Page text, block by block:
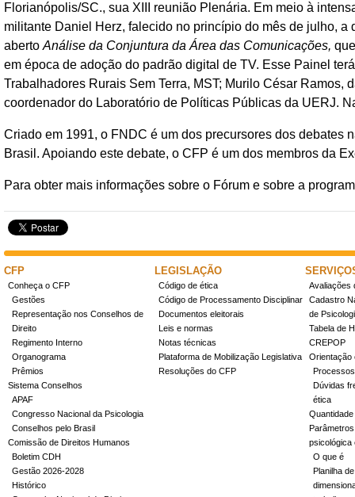
Florianópolis/SC., sua XIII reunião Plenária. Em meio à
militante Daniel Herz, falecido no princípio do mês de julho,
aberto Análise da Conjuntura da Área das Comunicações,
em época de adoção do padrão digital de TV. Esse Painel
Trabalhadores Rurais Sem Terra, MST; Murilo César
coordenador do Laboratório de Políticas Públicas da UERJ.
Criado em 1991, o FNDC é um dos precursores dos debates
Brasil. Apoiando este debate, o CFP é um dos membros da
Para obter mais informações sobre o Fórum e sobre a
CFP
Conheça o CFP
Gestões
Representação nos Conselhos de
Direito
Regimento Interno
Organograma
Prêmios
Sistema Conselhos
APAF
Congresso Nacional da Psicologia
Conselhos pelo Brasil
Comissão de Direitos Humanos
Boletim CDH
Gestão 2026-2028
Histórico
LEGISLAÇÃO
Código de ética
Código de Processamento Disciplinar
Documentos eleitorais
Leis e normas
Notas técnicas
Plataforma de Mobilização Legislativa
Resoluções do CFP
Avaliações
Cadastro
de
Tabela de
CREPOP
Orientação
Dúvidas
ética
psicológica
O que é
Planilha